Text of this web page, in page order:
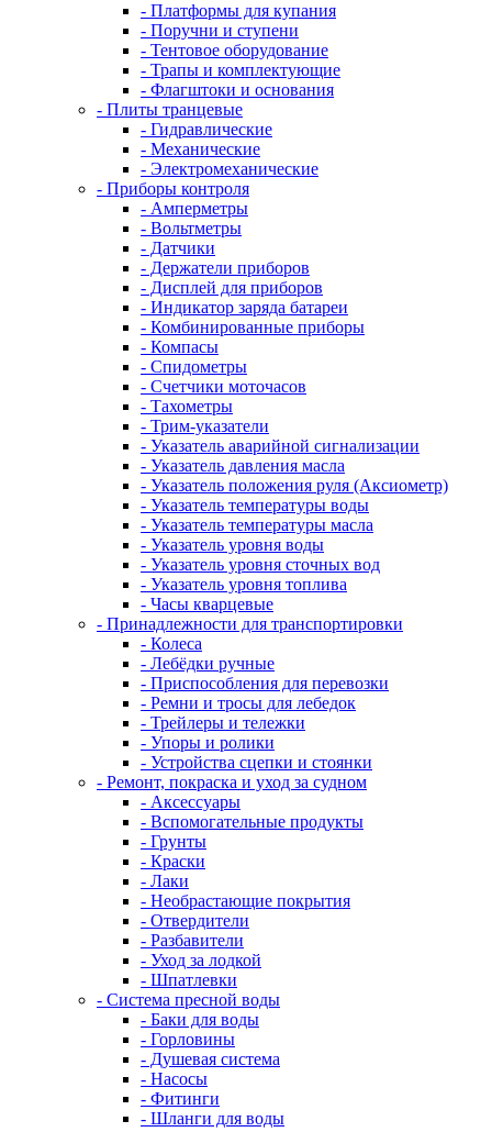
- Платформы для купания
- Поручни и ступени
- Тентовое оборудование
- Трапы и комплектующие
- Флагштоки и основания
- Плиты транцевые
- Гидравлические
- Механические
- Электромеханические
- Приборы контроля
- Амперметры
- Вольтметры
- Датчики
- Держатели приборов
- Дисплей для приборов
- Индикатор заряда батареи
- Комбинированные приборы
- Компасы
- Спидометры
- Счетчики моточасов
- Тахометры
- Трим-указатели
- Указатель аварийной сигнализации
- Указатель давления масла
- Указатель положения руля (Аксиометр)
- Указатель температуры воды
- Указатель температуры масла
- Указатель уровня воды
- Указатель уровня сточных вод
- Указатель уровня топлива
- Часы кварцевые
- Принадлежности для транспортировки
- Колеса
- Лебёдки ручные
- Приспособления для перевозки
- Ремни и тросы для лебедок
- Трейлеры и тележки
- Упоры и ролики
- Устройства сцепки и стоянки
- Ремонт, покраска и уход за судном
- Аксессуары
- Вспомогательные продукты
- Грунты
- Краски
- Лаки
- Необрастающие покрытия
- Отвердители
- Разбавители
- Уход за лодкой
- Шпатлевки
- Система пресной воды
- Баки для воды
- Горловины
- Душевая система
- Насосы
- Фитинги
- Шланги для воды